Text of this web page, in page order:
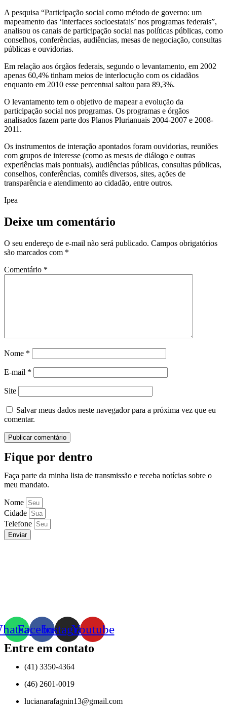
A pesquisa “Participação social como método de governo: um
mapeamento das ‘interfaces socioestatais’ nos programas federais”,
analisou os canais de participação social nas políticas públicas, como
conselhos, conferências, audiências, mesas de negociação, consultas
públicas e ouvidorias.
Em relação aos órgãos federais, segundo o levantamento, em 2002
apenas 60,4% tinham meios de interlocução com os cidadãos
enquanto em 2010 esse percentual saltou para 89,3%.
O levantamento tem o objetivo de mapear a evolução da
participação social nos programas. Os programas e órgãos
analisados fazem parte dos Planos Plurianuais 2004-2007 e 2008-
2011.
Os instrumentos de interação apontados foram ouvidorias, reuniões
com grupos de interesse (como as mesas de diálogo e outras
experiências mais pontuais), audiências públicas, consultas públicas,
conselhos, conferências, comitês diversos, sites, ações de
transparência e atendimento ao cidadão, entre outros.
Ipea
Deixe um comentário
O seu endereço de e-mail não será publicado. Campos obrigatórios
são marcados com *
Comentário *
Nome *
E-mail *
Site
Salvar meus dados neste navegador para a próxima vez que eu
comentar.
Fique por dentro
Faça parte da minha lista de transmissão e receba notícias sobre o
meu mandato.
Nome
Cidade
Telefone
Enviar
FacebookInstagramYoutube
Entre em contato
(41) 3350-4364
(46) 2601-0019
lucianarafagnin13@gmail.com